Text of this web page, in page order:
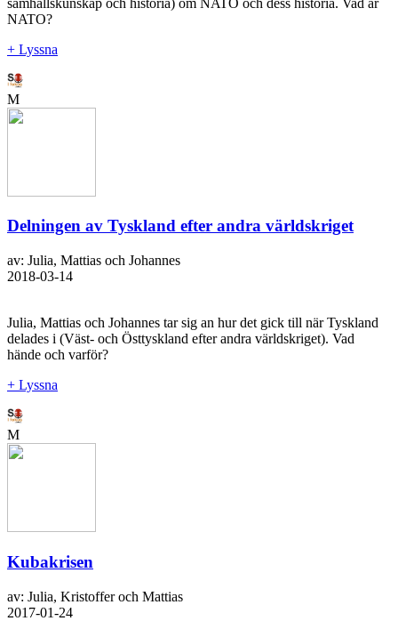
NATO?
+ Lyssna
M
Delningen av Tyskland efter andra världskriget
av: Julia, Mattias och Johannes
2018-03-14
Julia, Mattias och Johannes tar sig an hur det gick till när Tyskland
delades i (Väst- och Östtyskland efter andra världskriget). Vad
hände och varför?
+ Lyssna
M
Kubakrisen
av: Julia, Kristoffer och Mattias
2017-01-24